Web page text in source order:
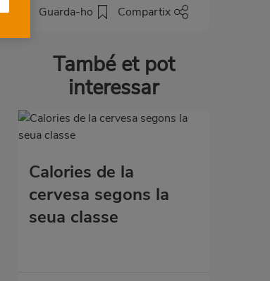
Guarda-ho Compartix
També et pot
interessar
Calories de la
cervesa segons la
seua classe